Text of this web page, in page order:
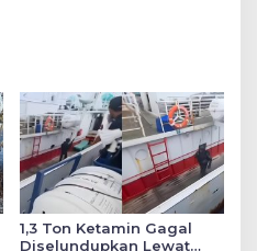
1,3 Ton Ketamin Gagal
Diselundupkan Lewat